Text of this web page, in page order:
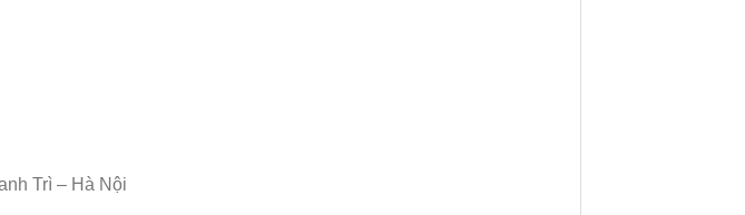
Trì – Hà Nội